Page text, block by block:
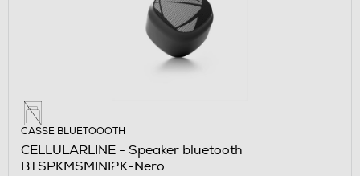
CASSE BLUETOOOTH
CELLULARLINE - Speaker bluetooth
BTSPKMSMINI2K-Nero